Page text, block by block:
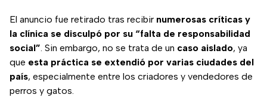
El anuncio fue retirado tras recibir numerosas críticas y
la clínica se disculpó por su “falta de responsabilidad
social”. Sin embargo, no se trata de un caso aislado, ya
que esta práctica se extendió por varias ciudades del
país, especialmente entre los criadores y vendedores de
perros y gatos.